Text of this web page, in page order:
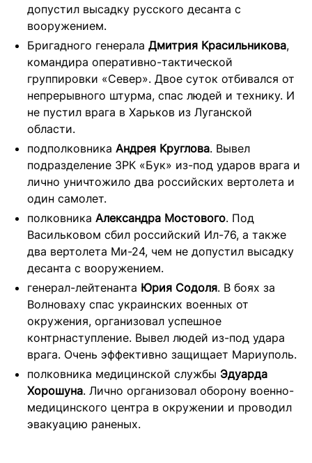
допустил высадку русского десанта с
вооружением.
Бригадного генерала Дмитрия Красильникова,
командира оперативно-тактической
группировки «Север». Двое суток отбивался от
непрерывного штурма, спас людей и технику. И
не пустил врага в Харьков из Луганской
области.
подполковника Андрея Круглова. Вывел
подразделение ЗРК «Бук» из-под ударов врага и
лично уничтожило два российских вертолета и
один самолет.
полковника Александра Мостового. Под
Васильковом сбил российский Ил-76, а также
два вертолета Ми-24, чем не допустил высадку
десанта с вооружением.
генерал-лейтенанта Юрия Содоля. В боях за
Волноваху спас украинских военных от
окружения, организовал успешное
контрнаступление. Вывел людей из-под удара
врага. Очень эффективно защищает Мариуполь.
полковника медицинской службы Эдуарда
Хорошуна. Лично организовал оборону военно-
медицинского центра в окружении и проводил
эвакуацию раненых.